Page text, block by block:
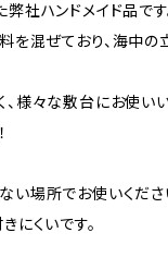
社ハンドメイド品です
を混ぜており、海中の
様々な敷台にお使い
場所でお使いくださ
にくいです。